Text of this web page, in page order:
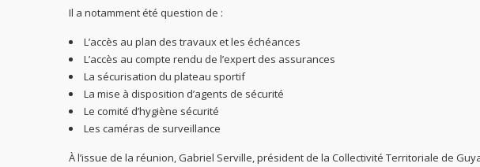
Il a notamment été question de :
L’accès au plan des travaux et les échéances
L’accès au compte rendu de l’expert des assurances
La sécurisation du plateau sportif
La mise à disposition d’agents de sécurité
Le comité d’hygiène sécurité
Les caméras de surveillance
À l’issue de la réunion, Gabriel Serville, président de la Collectivité Territoriale de